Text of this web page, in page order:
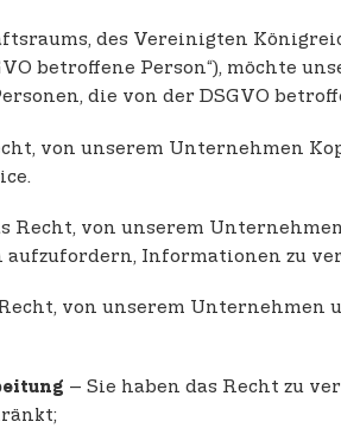
des Vereinigten
betroffene Person“), möchte
die von der DSGVO
von unserem Unternehmen
Recht, von unserem
aufzufordern, Informationen zu
von unserem
– Sie haben das Recht zu